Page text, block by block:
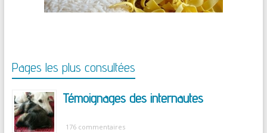
Pages les plus consultées
Témoignages des internautes
176 commentaires